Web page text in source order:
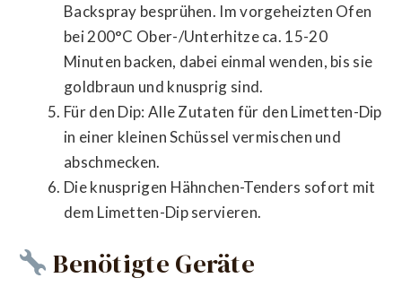
Backspray besprühen. Im vorgeheizten Ofen
bei 200°C Ober-/Unterhitze ca. 15-20
Minuten backen, dabei einmal wenden, bis sie
goldbraun und knusprig sind.
Für den Dip: Alle Zutaten für den Limetten-Dip
in einer kleinen Schüssel vermischen und
abschmecken.
Die knusprigen Hähnchen-Tenders sofort mit
dem Limetten-Dip servieren.
Benötigte Geräte